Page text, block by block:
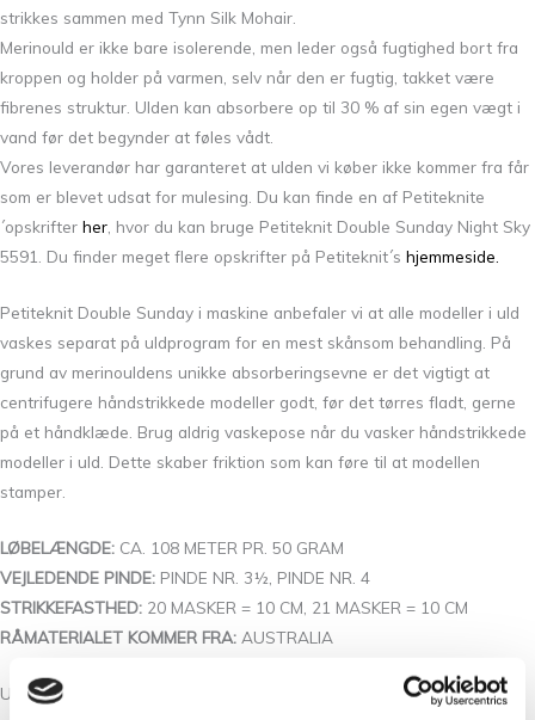
strikkes sammen med Tynn Silk Mohair.
Merinould er ikke bare isolerende, men leder også fugtighed bort fra
kroppen og holder på varmen, selv når den er fugtig, takket være
fibrenes struktur. Ulden kan absorbere op til 30 % af sin egen vægt i
vand før det begynder at føles vådt.
Vores leverandør har garanteret at ulden vi køber ikke kommer fra får
som er blevet udsat for mulesing. Du kan finde en af Petiteknite
´opskrifter her , hvor du kan bruge Petiteknit Double Sunday Night Sky
5591. Du finder meget flere opskrifter på Petiteknit´s hjemmeside.
Petiteknit Double Sunday i maskine anbefaler vi at alle modeller i uld
vaskes separat på uldprogram for en mest skånsom behandling. På
grund av merinouldens unikke absorberingsevne er det vigtigt at
centrifugere håndstrikkede modeller godt, før det tørres fladt, gerne
på et håndklæde. Brug aldrig vaskepose når du vasker håndstrikkede
modeller i uld. Dette skaber friktion som kan føre til at modellen
stamper.
LØBELÆNGDE: CA. 108 METER PR. 50 GRAM
VEJLEDENDE PINDE: PINDE NR. 3½, PINDE NR. 4
STRIKKEFASTHED: 20 MASKER = 10 CM, 21 MASKER = 10 CM
RÅMATERIALET KOMMER FRA: AUSTRALIA
Udover Petiteknit Double Sunday Statement Green 8236 finder du